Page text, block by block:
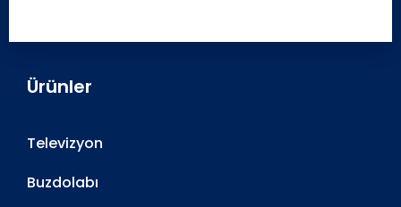
Ürünler
Televizyon
Buzdolabı